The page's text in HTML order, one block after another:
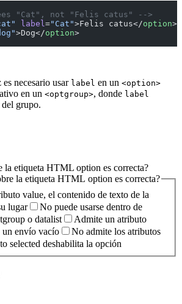
"Cat", not "Felis catus" -->
label="Cat">Felis catus</option>
>Dog</option>
necesario usar label en un <option>
en un <optgroup>, donde label
grupo.
la etiqueta HTML option es correcta?
la etiqueta HTML option es correcta?
value, el contenido de texto de la
lugar
No puede usarse dentro de
o datalist
Admite un atributo
un envío vacío
No admite los atributos
selected deshabilita la opción